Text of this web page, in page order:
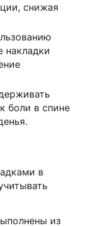
снижая
накладки
боли в спине
в
из